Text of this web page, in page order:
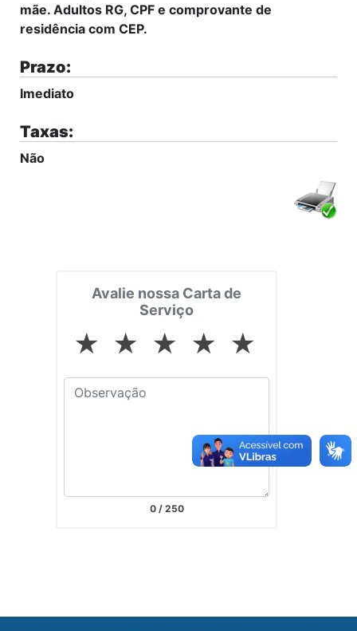
mãe. Adultos RG, CPF e comprovante de
residência com CEP.
Prazo:
Imediato
Taxas:
Não
Avalie nossa Carta de
Serviço
★ ★ ★ ★ ★
0/ 250